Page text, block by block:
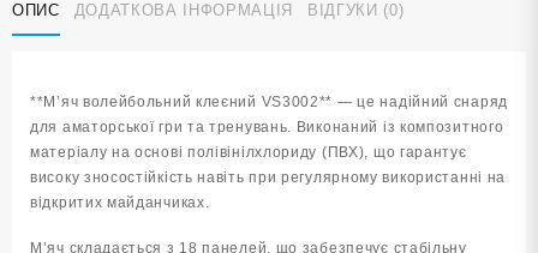
кількість
ОПИС ДОДАТКОВА ІНФОРМАЦІЯ ВІДГУКИ (0)
**М’яч волейбольний клеєний VS3002** — це надійний снаряд
для аматорської гри та тренувань. Виконаний із композитного
матеріалу на основі полівінілхлориду (ПВХ), що гарантує
високу зносостійкість навіть при регулярному використанні на
відкритих майданчиках.
М’яч складається з 18 панелей, що забезпечує стабільну